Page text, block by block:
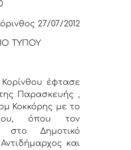
27/07/2012
ΤΥΠΟΥ
έφτασε
Παρασκευής ,
Κοκκόρης με το
όπου τον
στο Δημοτικό
και